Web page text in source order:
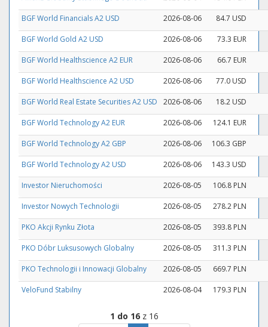
BGF World Financials A2 USD 2026-08-06 84.7 USD
BGF World Gold A2 USD 2026-08-06 73.3 EUR
BGF World Healthscience A2 EUR 2026-08-06 66.7 EUR
BGF World Healthscience A2 USD 2026-08-06 77.0 USD
BGF World Real Estate Securities A2 USD 2026-08-06 18.2 USD
BGF World Technology A2 EUR 2026-08-06 124.1 EUR
BGF World Technology A2 GBP 2026-08-06 106.3 GBP
BGF World Technology A2 USD 2026-08-06 143.3 USD
Investor Nieruchomości 2026-08-05 106.8 PLN
Investor Nowych Technologii 2026-08-05 278.2 PLN
PKO Akcji Rynku Złota 2026-08-05 393.8 PLN
PKO Dóbr Luksusowych Globalny 2026-08-05 311.3 PLN
PKO Technologii i Innowacji Globalny 2026-08-05 669.7 PLN
VeloFund Stabilny 2026-08-04 179.3 PLN
1 do 16z 16